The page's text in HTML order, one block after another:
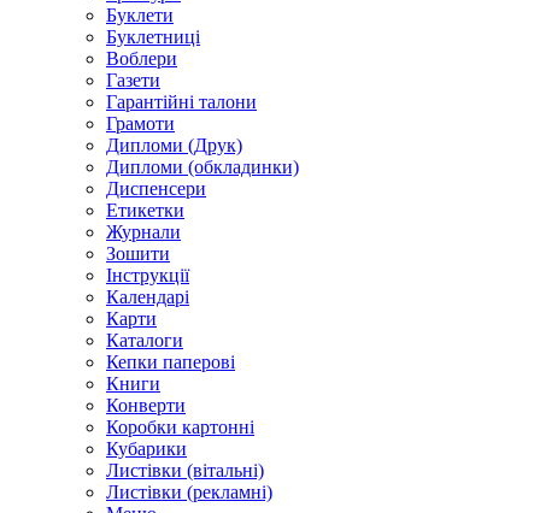
Буклети
Буклетниці
Воблери
Газети
Гарантійні талони
Грамоти
Дипломи (Друк)
Дипломи (обкладинки)
Диспенсери
Етикетки
Журнали
Зошити
Інструкції
Календарі
Карти
Каталоги
Кепки паперові
Книги
Конверти
Коробки картонні
Кубарики
Листівки (вітальні)
Листівки (рекламні)